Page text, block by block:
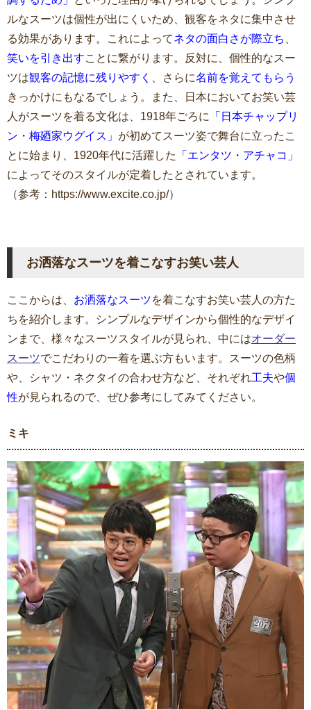
ルなスーツは個性が出にくいため、観客をネタに集中させ
る効果があります。これによってネタの面白さが際立ち
笑いを引き出すことに繋がります。反対に、個性的なスー
ツは観客の記憶に残りやすく 、さらに名前を覚えてもらう
きっかけにもなるでしょう。また、日本においてお笑い芸
人がスーツを着る文化は、1918年ごろに
「日本チャップリ
ン・梅廼家ウグイス」 が初めてスーツ姿で舞台に立ったこ
とに始まり、1920年代に活躍した
「エンタツ・アチャコ」
によってそのスタイルが定着したとされています。
（参考：https://www.excite.co.jp/）
お洒落なスーツを着こなすお笑い芸人
ここからは、 お洒落なスーツを着こなすお笑い芸人の方た
ちを紹介します。シンプルなデザインから個性的なデザイ
ンまで、様々なスーツスタイルが見られ、中にはオーダー
スーツでこだわりの一着を選ぶ方もいます。スーツの色柄
や、シャツ・ネクタイの合わせ方など、それぞれ工夫や個
性が見られるので、ぜひ参考にしてみてください。
ミキ